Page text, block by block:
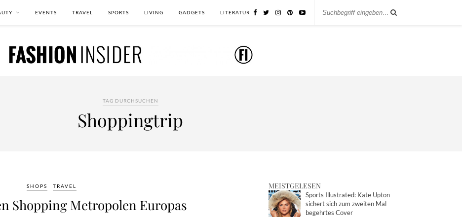
EVENTS TRAVEL SPORTS LIVING GADGETS LITERATUR
TAG DURCHSUCHEN
Shoppingtrip
SHOPS TRAVEL
Shopping Metropolen Europas
MEISTGELESEN
Sports Illustrated: Kate Upton
sichert sich zum zweiten Mal
begehrtes Cover